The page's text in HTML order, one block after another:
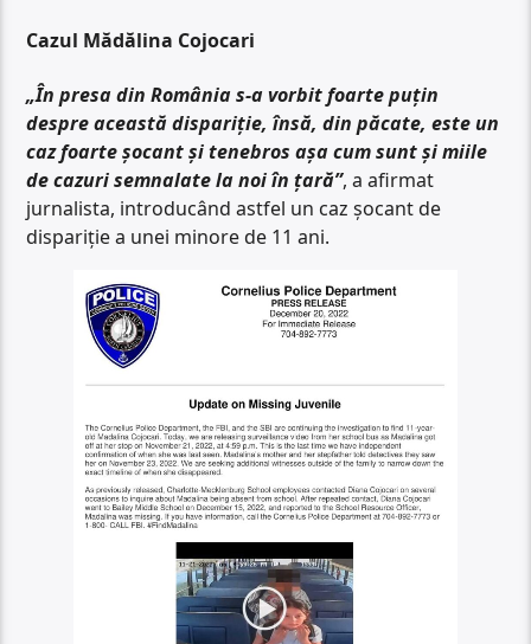
Cazul Mădălina Cojocari
„În presa din România s-a vorbit foarte puțin
despre această dispariție, însă, din păcate, este un
caz foarte șocant și tenebros așa cum sunt și miile
de cazuri semnalate la noi în țară”, a afirmat
jurnalista, introducând astfel un caz șocant de
dispariție a unei minore de 11 ani.